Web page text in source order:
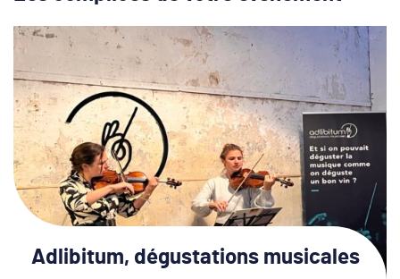
Adlibitum, dégustations musicales